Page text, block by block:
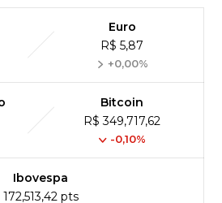
Euro
R$ 5,87
+0,00%
Bitcoin
R$ 349,717,62
-0,10%
Ibovespa
172,513,42 pts